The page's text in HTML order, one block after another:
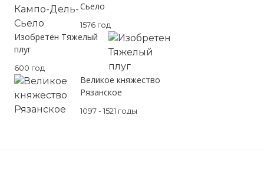
Сьело
1576 год
Изобретен Тяжелый
плуг
600 год
Великое княжество
Рязанское
1097 - 1521 годы